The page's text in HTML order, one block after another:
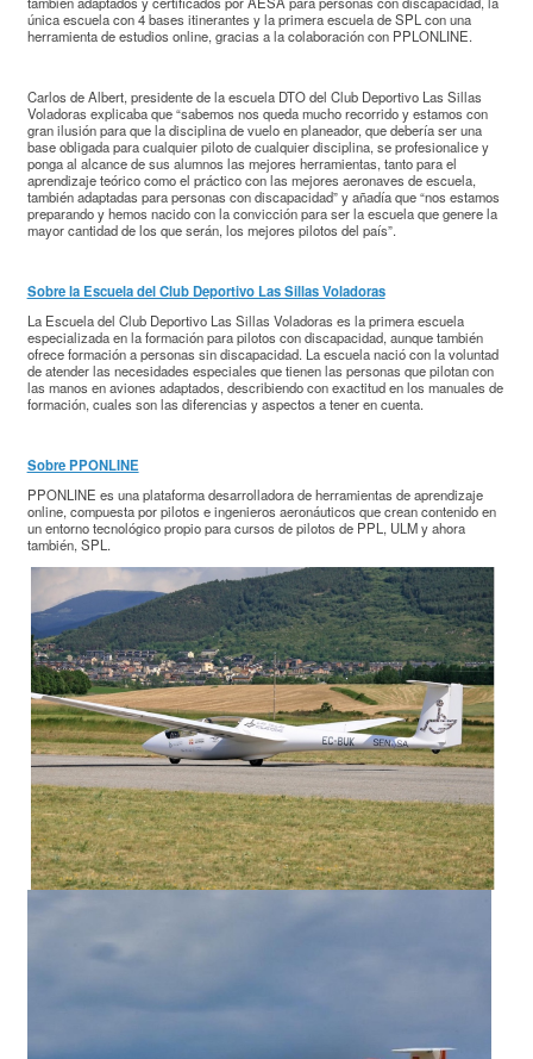
única escuela con 4 bases itinerantes y la primera escuela de SPL con una
herramienta de estudios online, gracias a la colaboración con PPLONLINE.
Carlos de Albert, presidente de la escuela DTO del Club Deportivo Las Sillas
Voladoras explicaba que “sabemos nos queda mucho recorrido y estamos con
gran ilusión para que la disciplina de vuelo en planeador, que debería ser una
base obligada para cualquier piloto de cualquier disciplina, se profesionalice y
ponga al alcance de sus alumnos las mejores herramientas, tanto para el
aprendizaje teórico como el práctico con las mejores aeronaves de escuela,
también adaptadas para personas con discapacidad” y añadía que “nos estamos
preparando y hemos nacido con la convicción para ser la escuela que genere la
mayor cantidad de los que serán, los mejores pilotos del país”.
Sobre la Escuela del Club Deportivo Las Sillas Voladoras
La Escuela del Club Deportivo Las Sillas Voladoras es la primera escuela
especializada en la formación para pilotos con discapacidad, aunque también
ofrece formación a personas sin discapacidad. La escuela nació con la voluntad
de atender las necesidades especiales que tienen las personas que pilotan con
las manos en aviones adaptados, describiendo con exactitud en los manuales de
formación, cuales son las diferencias y aspectos a tener en cuenta.
Sobre PPONLINE
PPONLINE es una plataforma desarrolladora de herramientas de aprendizaje
online, compuesta por pilotos e ingenieros aeronáuticos que crean contenido en
un entorno tecnológico propio para cursos de pilotos de PPL, ULM y ahora
también, SPL.